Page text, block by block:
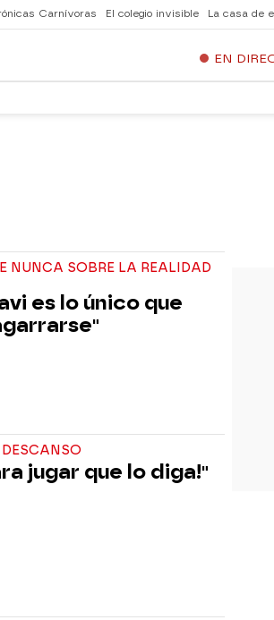
Carnívoras El colegio invisible La casa de
EN
NUNCA SOBRE LA REALIDAD
es lo único que
jugar que lo diga!"